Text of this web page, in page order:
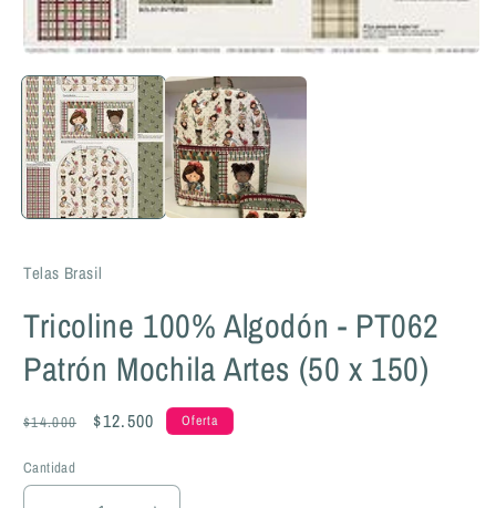
Telas Brasil
Tricoline 100% Algodón - PT062
Patrón Mochila Artes (50 x 150)
Precio
$14.000
Precio
$12.500 Oferta
Cantidad